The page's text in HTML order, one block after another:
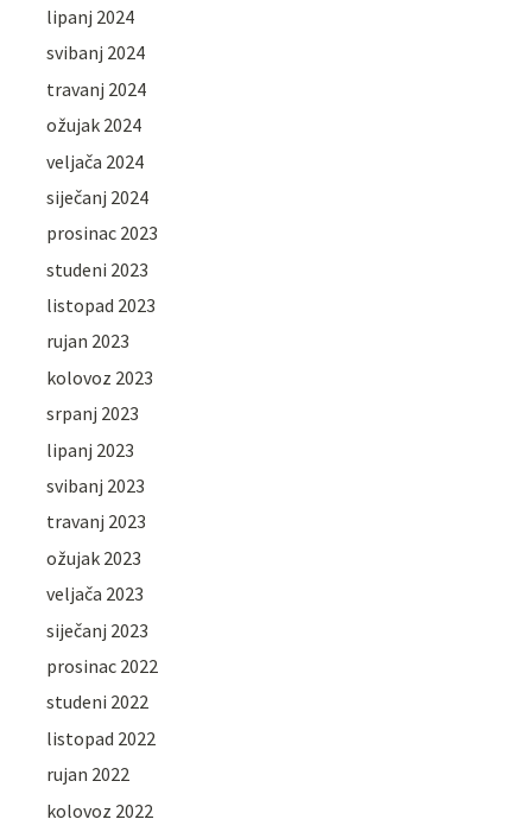
lipanj 2024
svibanj 2024
travanj 2024
ožujak 2024
veljača 2024
siječanj 2024
prosinac 2023
studeni 2023
listopad 2023
rujan 2023
kolovoz 2023
srpanj 2023
lipanj 2023
svibanj 2023
travanj 2023
ožujak 2023
veljača 2023
siječanj 2023
prosinac 2022
studeni 2022
listopad 2022
rujan 2022
kolovoz 2022